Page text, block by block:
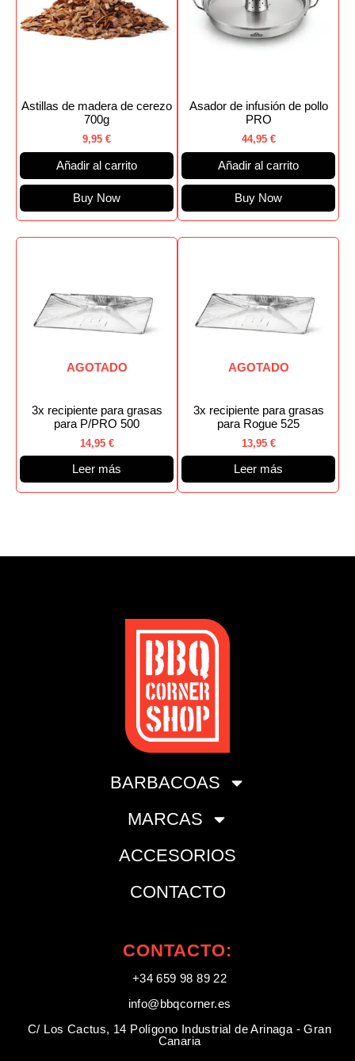
Astillas de madera de cerezo
700g
9,95 €
Añadir al carrito
Buy Now
Asador de infusión de pollo
PRO
44,95 €
Añadir al carrito
Buy Now
AGOTADO
3x recipiente para grasas
para P/PRO 500
14,95 €
Leer más
AGOTADO
3x recipiente para grasas
para Rogue 525
13,95 €
Leer más
BARBACOAS
MARCAS
ACCESORIOS
CONTACTO
CONTACTO:
+34 659 98 89 22
info@bbqcorner.es​
C/ Los Cactus, 14 Polígono Industrial de Arinaga - Gran
Canaria